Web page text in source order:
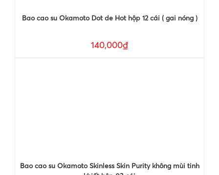
Bao cao su Okamoto Dot de Hot hộp 12 cái ( gai nóng )
140,000₫
Bao cao su Okamoto Skinless Skin Purity không mùi tinh